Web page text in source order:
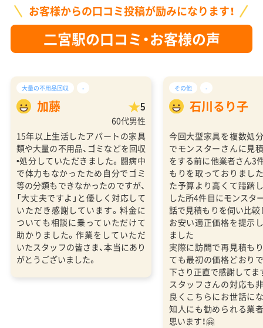
お客様からの口コミ投稿が励みになります！
二宮駅の口コミ・お客様の声
大量の不用品回収 -
加藤 5
60代男性
15年以上生活したアパートの家具
類や大量の不用品、ゴミなどを回収
•処分していただきました。闘病中
で体力もなかったため自分でゴミ
等の分類もできなかったのですが、
「大丈夫ですよ」と優しく対応して
いただき感謝しています。料金に
ついても相談に乗っていただけて
助かりました。作業をしていただ
いたスタッフの皆さま、本当にあり
がとうございました。
その他 -
石川るり子
今回大型家具を複数処
でモンスターさんに見
をする前に他業者さん3
もりを取っておりまし
た予算より高くて躊躇
した所4件目にモンスタ
話で見積もりを伺い比
お安い適正価格を提示
ました
実際に訪問で再見積も
ても最初の価格どおり
下さり正直で感謝してま
スタッフさんの対応も
良くこちらにお世話に
知人にも勧められる業
思います！🤗